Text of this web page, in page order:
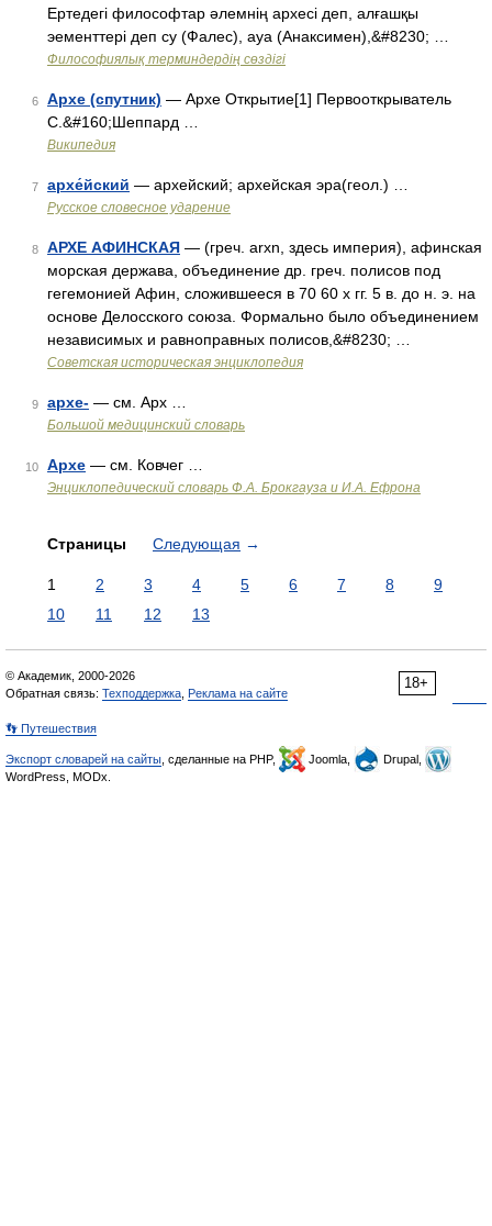
Ертедегі философтар әлемнің архесі деп, алғашқы
эементтері деп су (Фалес), ауа (Анаксимен),&#8230; …
Философиялық терминдердің сөздігі
6 Архе (спутник) — Архе Открытие[1] Первооткрыватель
С.&#160;Шеппард …
Википедия
7 архе́йский — архейский; архейская эра(геол.) …
Русское словесное ударение
8 АРХЕ АФИНСКАЯ — (греч. arxn, здесь империя), афинская
морская держава, объединение др. греч. полисов под
гегемонией Афин, сложившееся в 70 60 х гг. 5 в. до н. э. на
основе Делосского союза. Формально было объединением
независимых и равноправных полисов,&#8230; …
Советская историческая энциклопедия
9 архе- — см. Арх …
Большой медицинский словарь
10 Архе — см. Ковчег …
Энциклопедический словарь Ф.А. Брокгауза и И.А. Ефрона
Страницы Следующая →
1 2 3 4 5 6 7 8
9
10
11 12 13
18+
© Академик, 2000-2026
Обратная связь: Техподдержка Реклама на сайте
👣 Путешествия
Экспорт словарей на сайты , сделанные на PHP, Joomla,
Drupal,
WordPress, MODx.